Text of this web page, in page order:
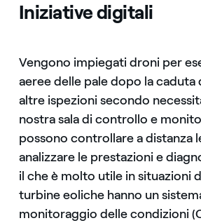
Iniziative digitali
Vengono impiegati droni per
aeree delle pale dopo la caduta
altre ispezioni secondo
nostra sala di controllo e
possono controllare a distanza
analizzare le prestazioni e
il che è molto utile in situazioni
turbine eoliche hanno un
monitoraggio delle condizioni